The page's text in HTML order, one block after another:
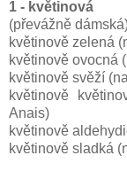
1 - květinová
(převážně
květinově zelená
květinově ovocná
květinově svěží
květinově
Anais)
květinově
květinově sladká